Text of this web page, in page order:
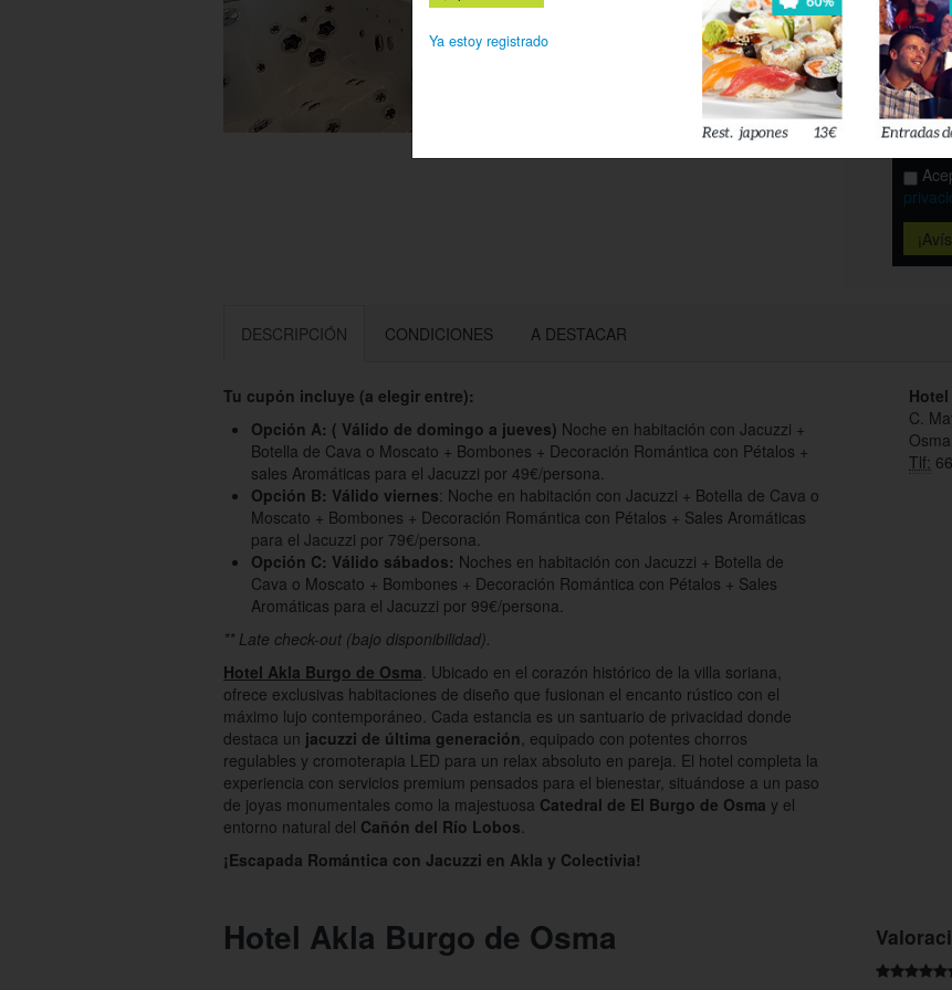
esté
DESCRIPCIÓN CONDICIONES A DESTACAR
Tu cupón incluye (a elegir entre):
Opción A: ( Válido de domingo a jueves) Noche en habitación con Jacuzzi +
Botella de Cava o Moscato + Bombones + Decoración Romántica con Pétalos +
sales Aromáticas para el Jacuzzi por 49€/persona.
Opción B: Válido viernes: Noche en habitación con Jacuzzi + Botella de Cava o
Moscato + Bombones + Decoración Romántica con Pétalos + Sales Aromáticas
para el Jacuzzi por 79€/persona.
Opción C: Válido sábados: Noches en habitación con Jacuzzi + Botella de
Cava o Moscato + Bombones + Decoración Romántica con Pétalos + Sales
Aromáticas para el Jacuzzi por 99€/persona.
** Late check-out (bajo disponibilidad).
Hotel Akla Burgo de Osma. Ubicado en el corazón histórico de la villa soriana,
ofrece exclusivas habitaciones de diseño que fusionan el encanto rústico con el
máximo lujo contemporáneo. Cada estancia es un santuario de privacidad donde
destaca un jacuzzi de última generación, equipado con potentes chorros
regulables y cromoterapia LED para un relax absoluto en pareja. El hotel completa la
experiencia con servicios premium pensados para el bienestar, situándose a un paso
de joyas monumentales como la majestuosa Catedral de El Burgo de Osma y el
entorno natural del Cañón del Río Lobos.
¡Escapada Romántica con Jacuzzi en Akla y Colectivia!
C.
Tlf:
Hotel Akla Burgo de Osma
Ya estoy registrado